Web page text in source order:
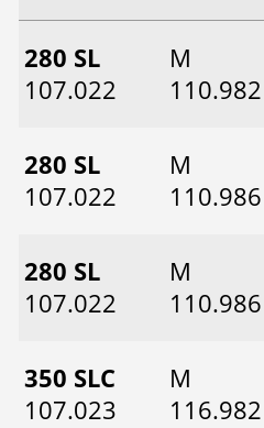
280 SL
107.022
M
110.982
280 SL
107.022
M
110.986
280 SL
107.022
M
110.986
350 SLC
107.023
M
116.982